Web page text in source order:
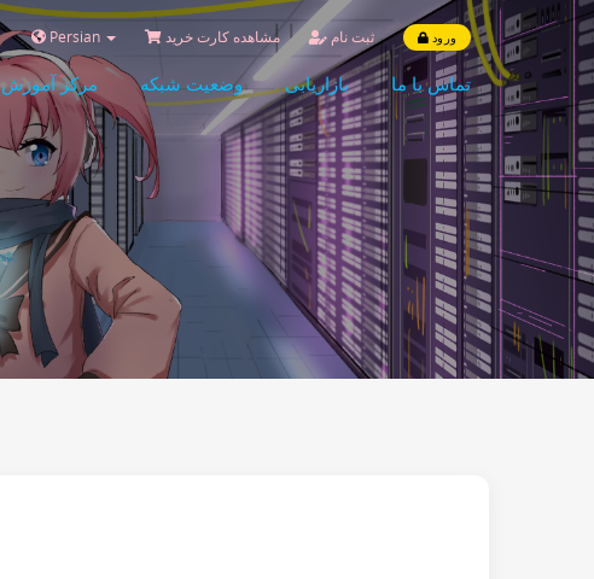
Persian مشاهده کارت خرید ثبت نام ورود
مرکز آموزش وضعیت شبکه بازاریابی تماس با ما